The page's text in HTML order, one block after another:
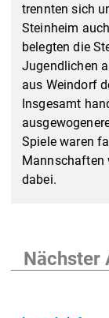
trennten sich
Steinheim
belegten die
Jugendlichen
aus Weindorf
Insgesamt
Spiele waren
Mannschaften
dabei.
Nächster